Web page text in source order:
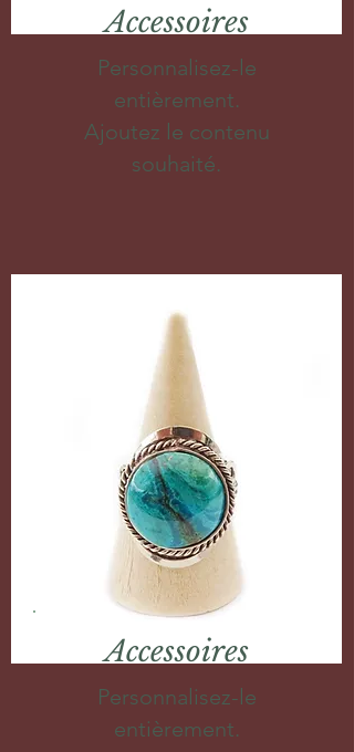
Accessoires
Personnalisez-le
entièrement.
Ajoutez le contenu
souhaité.
Accessoires
Personnalisez-le
entièrement.